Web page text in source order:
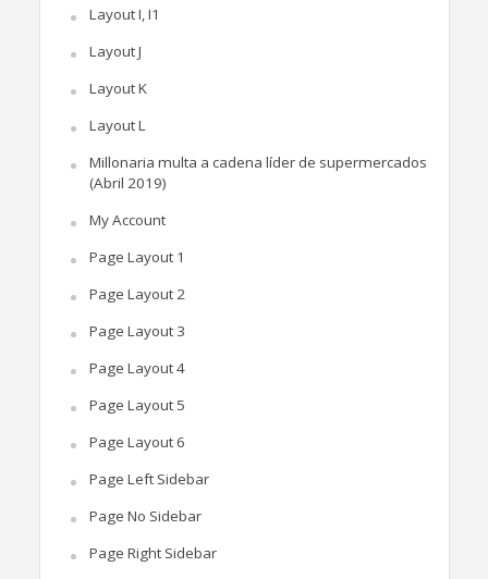
Layout I, I1
Layout J
Layout K
Layout L
Millonaria multa a cadena líder de supermercados
(Abril 2019)
My Account
Page Layout 1
Page Layout 2
Page Layout 3
Page Layout 4
Page Layout 5
Page Layout 6
Page Left Sidebar
Page No Sidebar
Page Right Sidebar